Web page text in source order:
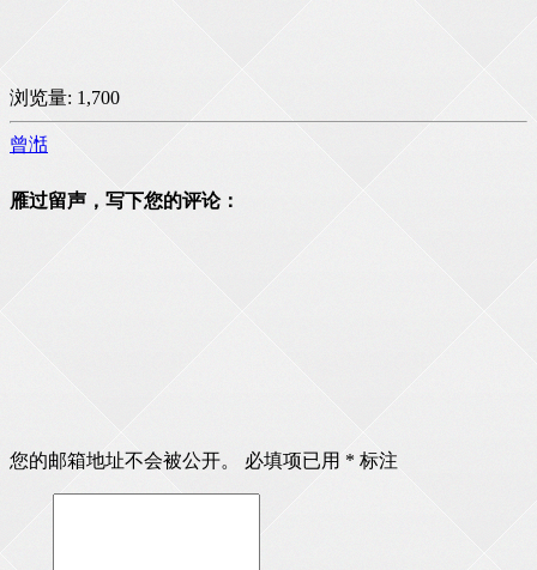
浏览量: 1,700
曾湉
雁过留声，写下您的评论：
您的邮箱地址不会被公开。 必填项已用 * 标注